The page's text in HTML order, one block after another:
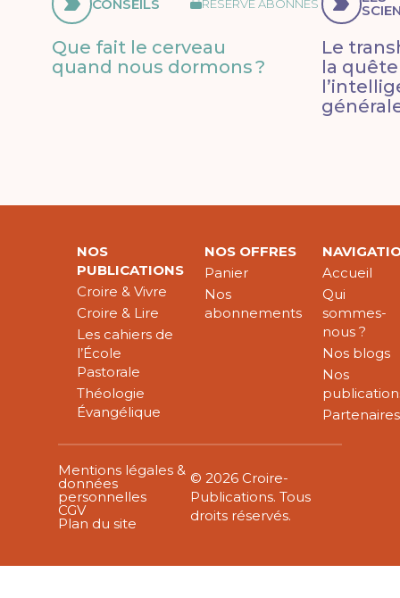
CONSEILS RÉSERVÉ ABONNÉS
Que fait le cerveau
quand nous dormons ?
Le
la
NOS
PUBLICATIONS
Croire & Vivre
Croire & Lire
Les cahiers de
l’École
Pastorale
Théologie
Évangélique
NOS OFFRES
Panier
Nos
abonnements
Accueil
Qui
sommes-
nous ?
Nos blogs
Nos
Partenaires
Mentions légales &
données
personnelles
CGV
Plan du site
© 2026 Croire-
Publications. Tous
droits réservés.